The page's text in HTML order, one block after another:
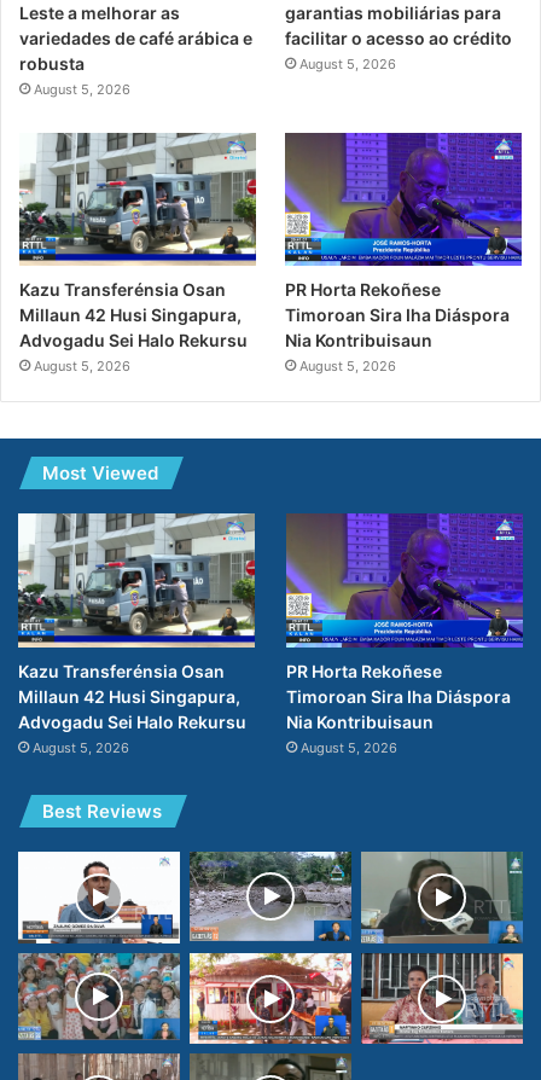
Leste a melhorar as
variedades de café arábica e
robusta
August 5, 2026
garantias mobiliárias para
facilitar o acesso ao crédito
August 5, 2026
Kazu Transferénsia Osan
Millaun 42 Husi Singapura,
Advogadu Sei Halo Rekursu
August 5, 2026
PR Horta Rekoñese
Timoroan Sira Iha Diáspora
Nia Kontribuisaun
August 5, 2026
Most Viewed
Kazu Transferénsia Osan
Millaun 42 Husi Singapura,
Advogadu Sei Halo Rekursu
August 5, 2026
PR Horta Rekoñese
Timoroan Sira Iha Diáspora
Nia Kontribuisaun
August 5, 2026
Best Reviews